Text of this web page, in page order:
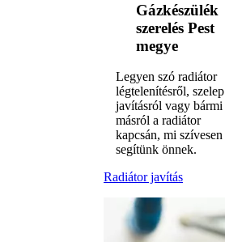
Gázkészülék
szerelés Pest
megye
Legyen szó radiátor
légtelenítésről, szelep
javításról vagy bármi
másról a radiátor
kapcsán, mi szívesen
segítünk önnek.
Radiátor javítás